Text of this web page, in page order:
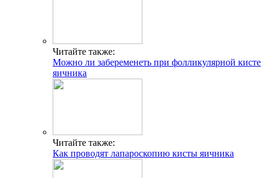
Читайте также:
Можно ли забеременеть при фолликулярной кисте
яичника
Читайте также:
Как проводят лапароскопию кисты яичника